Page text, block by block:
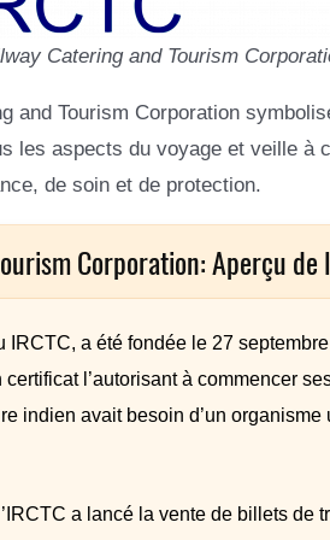
Catering and Tourism
and Tourism Corporation
les aspects du voyage et veille à
de soin et de protection.
Corporation: Aperçu de
a été fondée le 27
l’autorisant à commencer
indien avait besoin d’un
a lancé la vente de billets de